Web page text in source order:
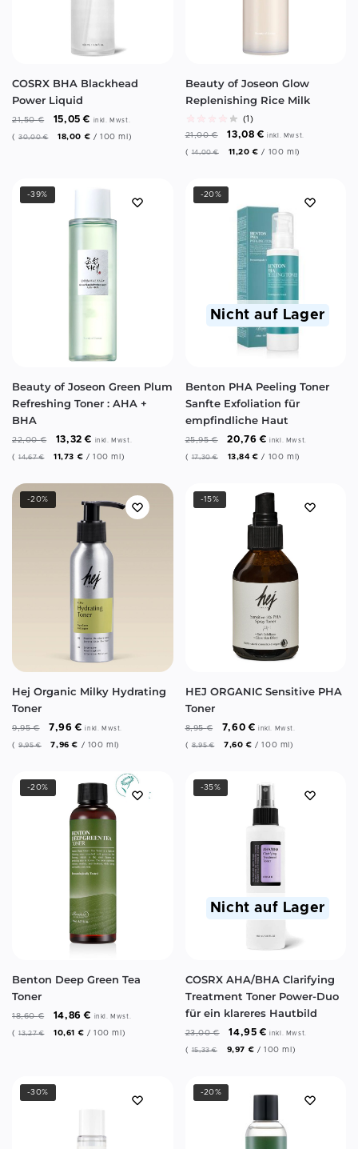
COSRX BHA Blackhead
Power Liquid
21,50€ 15,05€ inkl. Mwst.
(30,00€ 18,00€ /100 ml )
Beauty of Joseon Glow
Replenishing Rice Milk
(1)
21,00€ 13,08€ inkl. Mwst.
(14,00€ 11,20€ / 100 ml)
-39%
Beauty of Joseon Green Plum
Refreshing Toner : AHA +
BHA
22,00€ 13,32€ inkl. Mwst.
(14,67€ 11,73€ /100 ml )
-20%
Nicht auf Lager
Benton PHA Peeling Toner
Sanfte Exfoliation für
empfindliche Haut
25,95€ 20,76€ inkl. Mwst.
(17,30€ 13,84€ / 100 ml)
-20%
Hej Organic Milky Hydrating
Toner
9,95€ 7,96€ inkl. Mwst.
(9,95€ 7,96€ / 100 ml)
-15%
HEJ ORGANIC Sensitive PHA
Toner
8,95€ 7,60€ inkl. Mwst.
(8,95€ 7,60€ /100 ml )
-20%
Benton Deep Green Tea
Toner
18,60€ 14,86€ inkl. Mwst.
(13,27€ 10,61€ /100 ml )
-35%
Nicht auf Lager
COSRX AHA/BHA Clarifying
Treatment Toner Power-Duo
für ein klareres Hautbild
23,00€ 14,95€ inkl. Mwst.
(15,33€ 9,97€ / 100 ml )
-30% -20%